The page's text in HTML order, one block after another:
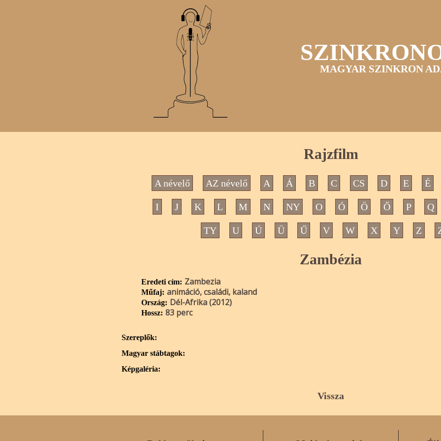
MAGYAR SZINKRON
Rajzfilm
A névelő AZ névelő A Á B C CS D E É
I J K L M N NY O Ó Ö Ő P Q
TY U Ú Ü Ű V W X Y Z
Zambézia
Eredeti cím: Zambezia
Műfaj: animáció, családi, kaland
Ország: Dél-Afrika (2012)
Hossz: 83 perc
Szereplők:
Magyar stábtagok:
Képgaléria:
Vissza